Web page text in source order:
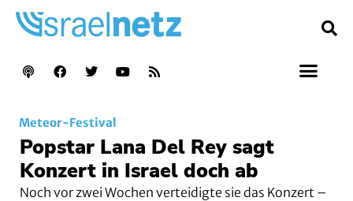
Meteor-Festival
Popstar Lana Del Rey sagt
Konzert in Israel doch ab
Noch vor zwei Wochen verteidigte sie das Konzert –